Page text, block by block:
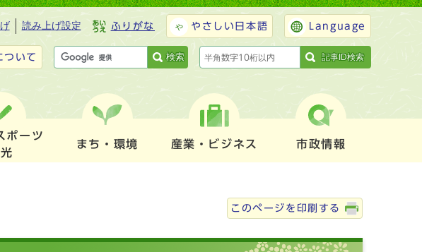
読み上げ設定 ふりがな やさしい日本語 Language
ついて 検索 記事ID検索
ポーツ
まち・環境 産業・ビジネス 市政情報
このページを印刷する